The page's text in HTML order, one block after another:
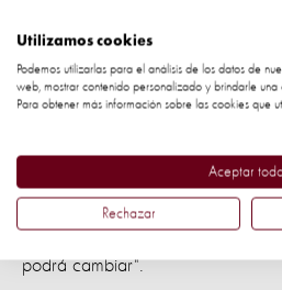
Por eso hemos creado el Índice
impulsar la conciencia sobre la
que protegen, y para poner la
Mike Baker, nuestro CEO, dijo:
los animales es un avance, con lo
política de bienestar animal en el
podrá cambiar".
Utilizamos cookies
Podemos utilizarlas para el análisis de los datos de
web, mostrar contenido personalizado y brindarle
Para obtener más información sobre las cookies que
Aceptar
Rechazar